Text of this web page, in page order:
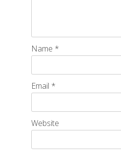
Name *
Email *
Website